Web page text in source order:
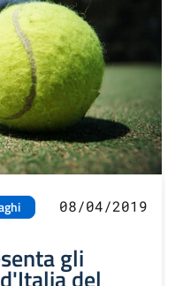
08/04/2019
gli
del